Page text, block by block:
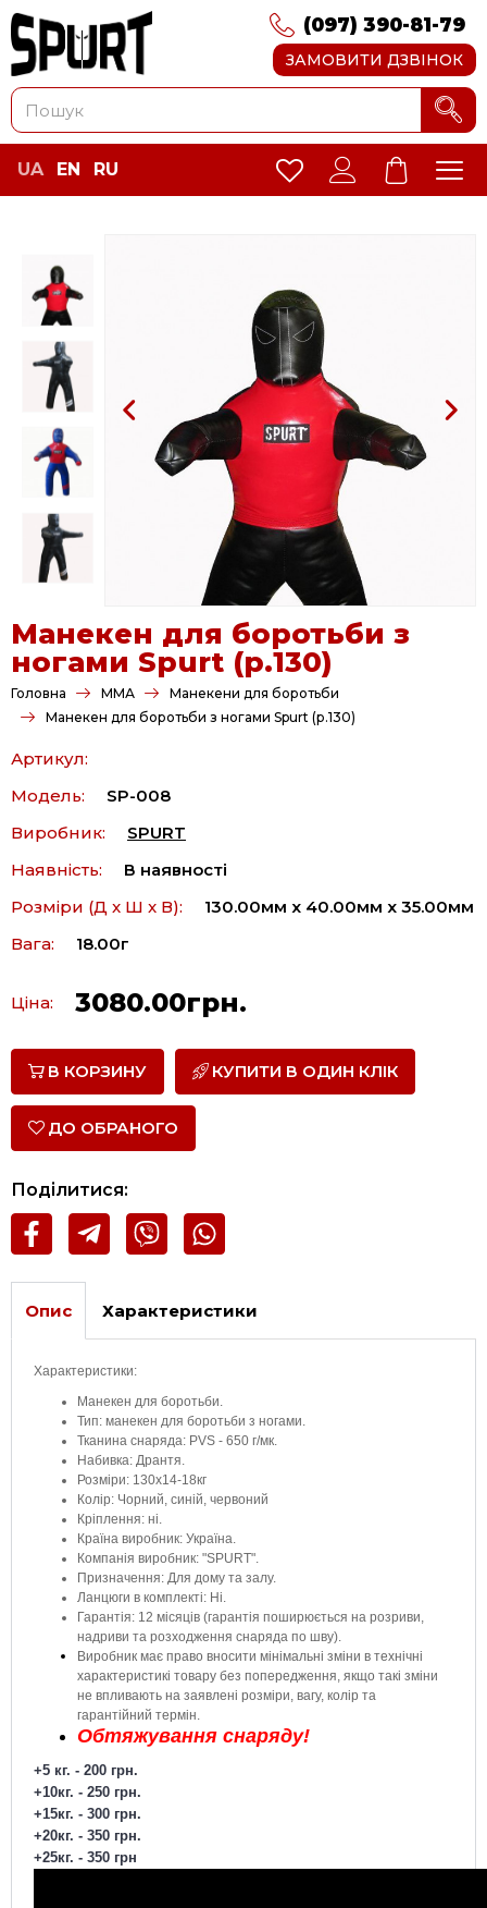
(097) 390-81-79
ЗАМОВИТИ ДЗВІНОК
UA EN RU
Манекен для боротьби з
ногами Spurt (р.130)
Головна ММА
Манекени для боротьби
Манекен для боротьби з ногами Spurt (р.130)
Артикул:
Модель:
SP-008
Виробник:
SPURT
Наявність:
В наявності
Розміри (Д x Ш x В):
130.00мм x 40.00мм x 35.00мм
Вага:
18.00г
Ціна: 3080.00грн.
В КОРЗИНУ КУПИТИ В ОДИН КЛІК
ДО ОБРАНОГО
Поділитися:
Опис Характеристики
Характеристики:
Манекен для боротьби.
Тип: манекен для боротьби з ногами.
Тканина снаряда: PVS - 650 г/мк.
Набивка: Дрантя.
Розміри: 130х14-18кг
Колір: Чорний, синій, червоний
Кріплення: ні.
Країна виробник: Україна.
Компанія виробник: "SPURT".
Призначення: Для дому та залу.
Ланцюги в комплекті: Ні.
Гарантія: 12 місяців (гарантія поширюється на розриви,
надриви та розходження снаряда по шву).
Виробник має право вносити мінімальні зміни в технічні
характеристикі товару без попередження, якщо такі зміни
не впливають на заявлені розміри, вагу, колір та
гарантійний термін.
Обтяжування снаряду!
+5 кг. - 200 грн.
+10кг. - 250 грн.
+15кг. - 300 грн.
+20кг. - 350 грн.
+25кг. - 350 грн